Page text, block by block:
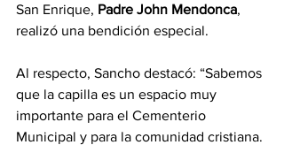
San Enrique, Padre John Mendonca,
realizó una bendición especial.
Al respecto, Sancho destacó: “Sabemos
que la capilla es un espacio muy
importante para el Cementerio
Municipal y para la comunidad cristiana.